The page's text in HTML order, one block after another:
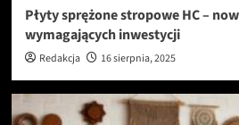
Płyty sprężone stropowe HC –
wymagających inwestycji
Redakcja 16 sierpnia, 2025